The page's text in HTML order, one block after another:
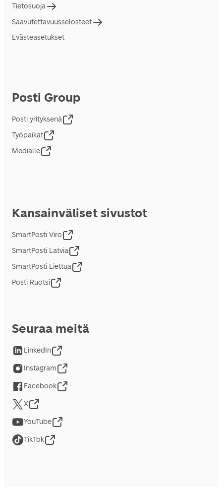
Tietosuoja
Saavutettavuusselosteet
Evästeasetukset
Posti Group
Posti yrityksenä
Työpaikat
Medialle
Kansainväliset sivustot
SmartPosti Viro
SmartPosti Latvia
SmartPosti Liettua
Posti Ruotsi
Seuraa meitä
LinkedIn
Instagram
Facebook
X
YouTube
TikTok